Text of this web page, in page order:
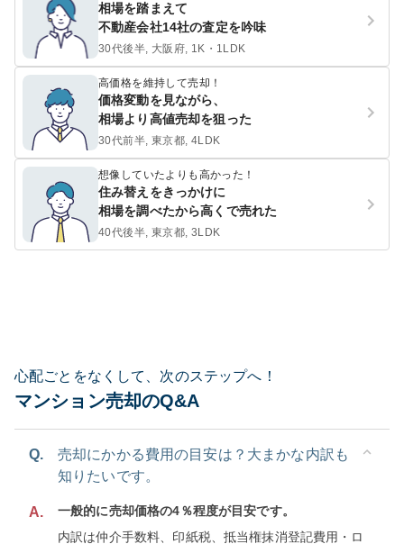
相場を踏まえて
不動産会社14社の査定を吟味
30代後半, 大阪府, 1K・1LDK
高価格を維持して売却！
価格変動を見ながら、
相場より高値売却を狙った
30代前半, 東京都, 4LDK
想像していたよりも高かった！
住み替えをきっかけに
相場を調べたから高くで売れた
40代後半, 東京都, 3LDK
心配ごとをなくして、次のステップへ！
マンション売却のQ&A
Q.
売却にかかる費用の目安は？大まかな内訳も
知りたいです。
A.
一般的に売却価格の4％程度が目安です。
内訳は仲介手数料、印紙税、抵当権抹消登記費用・ロ